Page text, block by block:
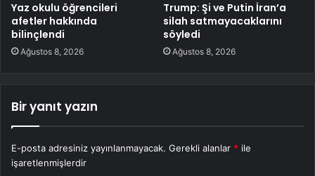
Yaz okulu öğrencileri
afetler hakkında
bilinçlendi
Ağustos 8, 2026
Trump: Şi ve Putin İran’a
silah satmayacaklarını
söyledi
Ağustos 8, 2026
Bir yanıt yazın
E-posta adresiniz yayınlanmayacak. Gerekli alanlar * ile
işaretlenmişlerdir